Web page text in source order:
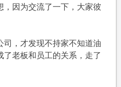
，因为交流了一下，大家彼
司，才发现不持家不知道油
老板和员工的关系，走了